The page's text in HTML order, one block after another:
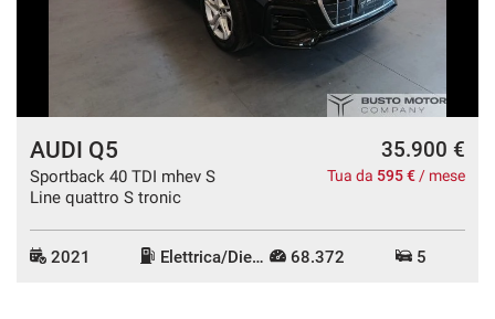
AUDI Q5
Sportback 40 TDI mhev S
Line quattro S tronic
35.900 €
Tua da 595 € / mese
2021 Elettrica/Diesel 68.372 5